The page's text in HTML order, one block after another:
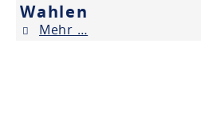
Wahlen
Mehr …